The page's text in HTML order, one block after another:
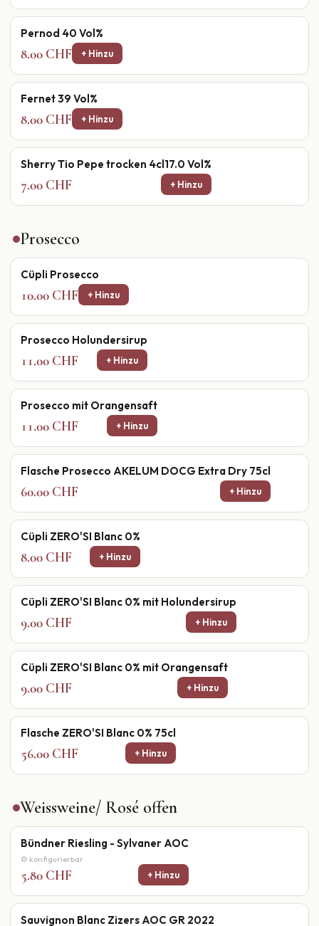
Pernod 40 Vol%
8.00 CHF + Hinzu
Fernet 39 Vol%
8.00 CHF + Hinzu
Sherry Tio Pepe trocken 4cl17.0 Vol%
7.00 CHF + Hinzu
Prosecco
Cüpli Prosecco
10.00 CHF + Hinzu
Prosecco Holundersirup
11.00 CHF + Hinzu
Prosecco mit Orangensaft
11.00 CHF + Hinzu
Flasche Prosecco AKELUM DOCG Extra Dry 75cl
60.00 CHF + Hinzu
Cüpli ZERO'SI Blanc 0%
8.00 CHF + Hinzu
Cüpli ZERO'SI Blanc 0% mit Holundersirup
9.00 CHF + Hinzu
Cüpli ZERO'SI Blanc 0% mit Orangensaft
9.00 CHF + Hinzu
Flasche ZERO'SI Blanc 0% 75cl
56.00 CHF + Hinzu
Weissweine/ Rosé offen
Bündner Riesling - Sylvaner AOC
⚙ konfigurierbar
5.80 CHF + Hinzu
Sauvignon Blanc Zizers AOC GR 2022